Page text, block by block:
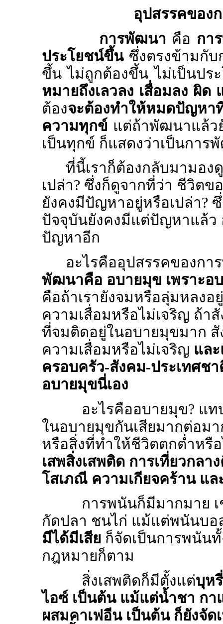
อุปสรรคของ
การพัฒนา คือ กา
ประโยชน์ขึ้นซึ่งตรงข้ามกับ
ขึ้น ไม่ถูกต้องขึ้น ไม่เป็นปร
หมายถึงเลวลง เสื่อมลง ผิด
ต้องจะต้องทำให้หมดปัญห
ความทุกข์ แต่ถ้าพัฒนาแล้ว
เป็นทุกข์ ก็แสดงว่าเป็นการ
ที่นี้เราก็ต้องกลับมามอง
เปล่า? ซึ่งก็ดูจากที่ว่า ชีวิตข
ยังคงมีปัญหาอยู่หรือเปล่า?
ปัจจุบันยังคงมีแต่ปัญหาแล้ว
ปัญหาอีก
อะไรคืออุปสรรคของกา
พัฒนาคือ อบายมุข เพราะอ
คือถ้าเรายังจมหรือลุ่มหลง
ความเสื่อมหรือไม่เจริญ ถ้า
ที่จมติดอยู่ในอบายมุขมาก สั
ความเสื่อมหรือไม่เจริญ แล
ครอบครัว-สังคม-ประเทศช
อบายมุขนี่เอง
อะไรคืออบายมุข? แท
ในอบายมุขกันเสียมากต่อม
หรือสิ่งที่ทำให้ชีวิตตกต่ำหรื
เสพสิ่งเสพติด การเที่ยวกลา
โสเภณี ความเกียจคร้าน แ
การพนันก็มีมากมาย
กัดปลา ชนไก่ แม้แต่พนันบอ
มีได้มีเสีย ก็จัดเป็นการพนัน
กฎหมายก็ตาม
สิ่งเสพติดก็มีตั้งแต่บุห
ไอซ์ เป็นต้น แม้แต่น้ำชา กา
ผสมคาเฟอีน เป็นต้น ก็ยังจัด